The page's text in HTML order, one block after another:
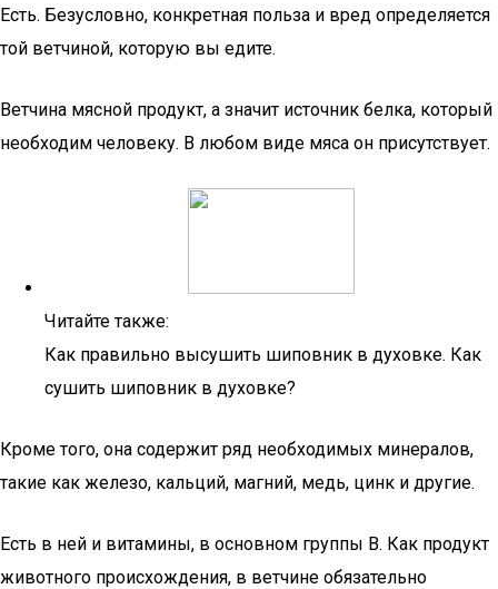
Есть. Безусловно, конкретная польза и вред определяется
той ветчиной, которую вы едите.
Ветчина мясной продукт, а значит источник белка, который
необходим человеку. В любом виде мяса он присутствует.
Читайте также:
Как правильно высушить шиповник в духовке. Как
сушить шиповник в духовке?
Кроме того, она содержит ряд необходимых минералов,
такие как железо, кальций, магний, медь, цинк и другие.
Есть в ней и витамины, в основном группы В. Как продукт
животного происхождения, в ветчине обязательно